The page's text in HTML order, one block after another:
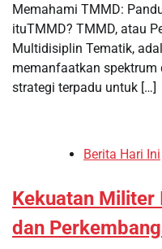
Memahami TMMD:
ituTMMD? TMMD, atau
Multidisiplin Tematik,
memanfaatkan
strategi terpadu untuk […]
Berita Hari Ini
Kekuatan Militer
dan